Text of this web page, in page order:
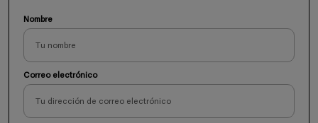
Nombre
Correo electrónico